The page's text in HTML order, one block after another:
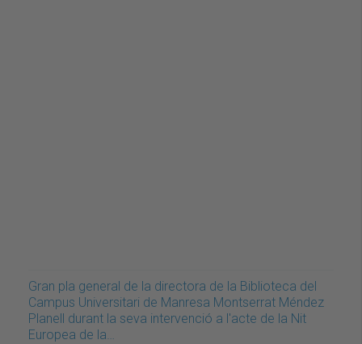
Gran pla general de la directora de la Biblioteca del
Campus Universitari de Manresa Montserrat Méndez
Planell durant la seva intervenció a l'acte de la Nit
Europea de la…